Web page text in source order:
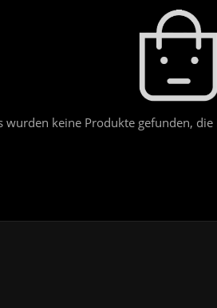
wurden keine Produkte gefunden,